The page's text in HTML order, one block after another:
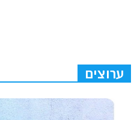
ערוצים